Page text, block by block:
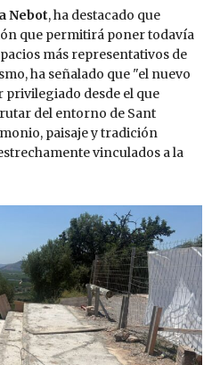
Nebot, ha destacado que
que permitirá poner todavía
más representativos de
ha señalado que "el nuevo
desde el que
del entorno de Sant
paisaje y tradición
vinculados a la